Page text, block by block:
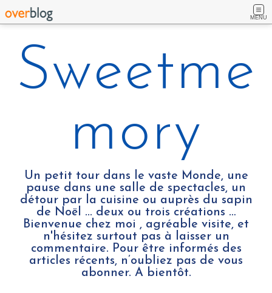
MENU
Sweetme
mory
Un petit tour dans le vaste Monde, une
pause dans une salle de spectacles, un
détour par la cuisine ou auprès du sapin
de Noël ... deux ou trois créations …
Bienvenue chez moi , agréable visite, et
n'hésitez surtout pas à laisser un
commentaire. Pour être informés des
articles récents, n’oubliez pas de vous
abonner. A bientôt.